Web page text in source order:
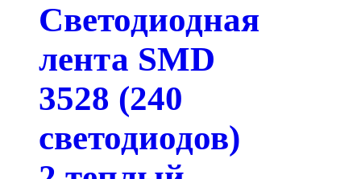
Светодиодная
лента SMD
3528 (240
светодиодов)